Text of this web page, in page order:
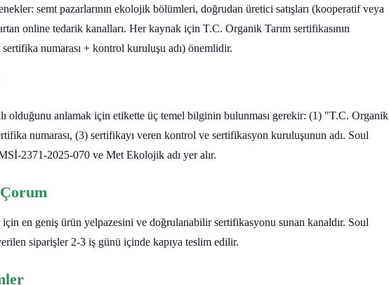
semt pazarlarının ekolojik bölümleri, doğrudan üretici satışları (kooperatif veya
online tedarik kanalları. Her kaynak için T.C. Organik Tarım sertifikasının
numarası + kontrol kuruluşu adı) önemlidir.
olduğunu anlamak için etikette üç temel bilginin bulunması gerekir: (1) "T.C. Organik
numarası, (3) sertifikayı veren kontrol ve sertifikasyon kuruluşunun adı. Soul
2371-2025-070 ve Met Ekolojik adı yer alır.
en geniş ürün yelpazesini ve doğrulanabilir sertifikasyonu sunan kanaldır. Soul
siparişler 2-3 iş günü içinde kapıya teslim edilir.